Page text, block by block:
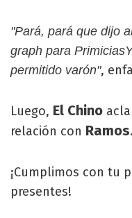
"Pará, pará que dijo
graph para
permitido varón",
Luego, El Chino
relación con Ramos.
¡Cumplimos con tu
presentes!